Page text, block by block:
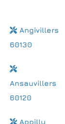
Angivillers
60130
Ansauvillers
60120
Appilly